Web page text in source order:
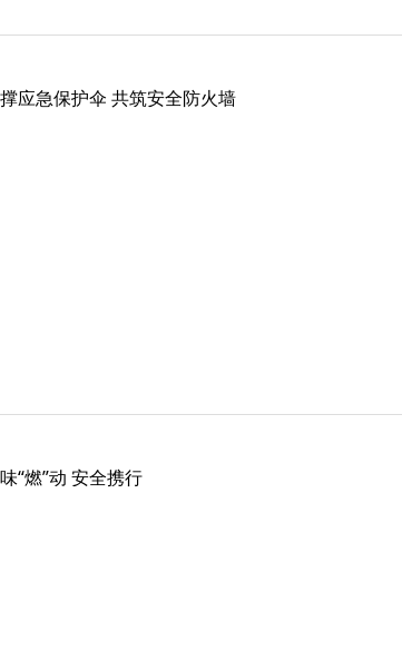
应急保护伞 共筑安全防火墙
“燃”动 安全携行